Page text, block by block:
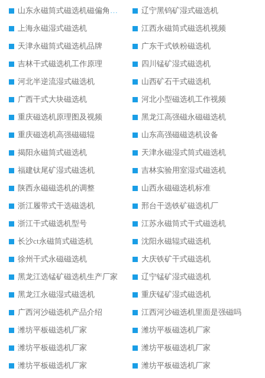
山东永磁筒式磁选机磁偏角怎么调整
辽宁黑钨矿湿式磁选机
上海永磁湿式磁选机
江西永磁筒式磁选机视频
天津永磁筒式磁选机品牌
广东干式铁粉磁选机
吉林干式磁选机工作原理
四川锰矿湿式磁选机
河北半逆流湿式磁选机
山西矿石干式磁选机
广西干式大块磁选机
河北小型磁选机工作视频
重庆磁选机原理图及视频
黑龙江高强磁永磁磁选机
重庆磁选机高强磁磁辊
山东高强磁磁选机设备
揭阳永磁筒式磁选机
天津永磁湿式筒式磁选机
福建钛尾矿湿式磁选机
吉林实验用室湿式磁选机
陕西永磁磁选机的调整
山西永磁磁选机标准
浙江履带式干选磁选机
邢台干选铁矿磁选机厂
浙江干式磁选机型号
江苏永磁筒式干式磁选机
长沙ct永磁筒式磁选机
沈阳永磁辊式磁选机
徐州干式永磁磁选机
大庆铁矿干式磁选机
黑龙江选锰矿磁选机生产厂家
辽宁锰矿湿式磁选机
黑龙江永磁湿式磁选机
重庆锰矿湿式磁选机
广西河沙磁选机产品介绍
江西河沙磁选机里面是强磁吗
潍坊平板磁选机厂家
潍坊平板磁选机厂家
潍坊平板磁选机厂家
潍坊平板磁选机厂家
潍坊平板磁选机厂家
潍坊平板磁选机厂家